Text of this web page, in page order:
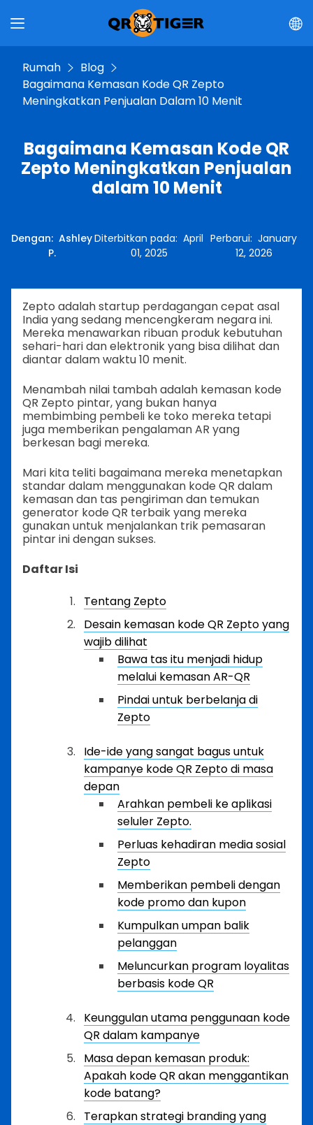
Rumah
Blog
Bagaimana Kemasan Kode QR Zepto
Meningkatkan Penjualan Dalam 10 Menit
Bagaimana Kemasan Kode QR
Zepto Meningkatkan Penjualan
dalam 10 Menit
Dengan: Ashley
P.
Diterbitkan pada:April
01, 2025
Perbarui:January
12, 2026
Zepto adalah startup perdagangan cepat asal
India yang sedang mencengkeram negara ini.
Mereka menawarkan ribuan produk kebutuhan
sehari-hari dan elektronik yang bisa dilihat dan
diantar dalam waktu 10 menit.
Menambah nilai tambah adalah kemasan kode
QR Zepto pintar, yang bukan hanya
membimbing pembeli ke toko mereka tetapi
juga memberikan pengalaman AR yang
berkesan bagi mereka.
Mari kita teliti bagaimana mereka menetapkan
standar dalam menggunakan kode QR dalam
kemasan dan tas pengiriman dan temukan
generator kode QR terbaik yang mereka
gunakan untuk menjalankan trik pemasaran
pintar ini dengan sukses.
Daftar Isi
Tentang Zepto
Desain kemasan kode QR Zepto yang
wajib dilihat
Bawa tas itu menjadi hidup
melalui kemasan AR-QR
Pindai untuk berbelanja di
Zepto
Ide-ide yang sangat bagus untuk
kampanye kode QR Zepto di masa
depan
Arahkan pembeli ke aplikasi
seluler Zepto.
Perluas kehadiran media sosial
Zepto
Memberikan pembeli dengan
kode promo dan kupon
Kumpulkan umpan balik
pelanggan
Meluncurkan program loyalitas
berbasis kode QR
Keunggulan utama penggunaan kode
QR dalam kampanye
Masa depan kemasan produk:
Apakah kode QR akan menggantikan
kode batang?
Terapkan strategi branding yang